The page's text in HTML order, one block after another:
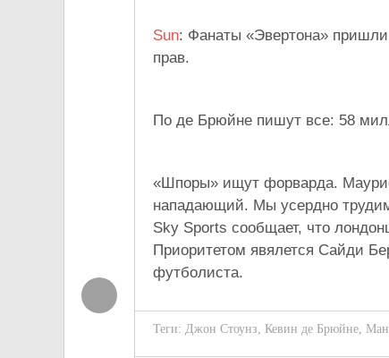
Sun: Фанаты «Эвертона» пришли
прав.
По де Брюйне пишут все: 58
«Шпоры» ищут форварда.
нападающий. Мы усердно
Sky Sports сообщает, что
Приоритетом явялется Сайди
футболиста.
Теги: Джон Стоунз, Кевин де Брюйне,